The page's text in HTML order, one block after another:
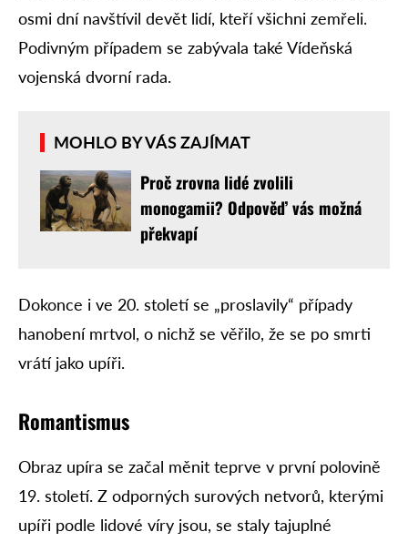
osmi dní navštívil devět lidí, kteří všichni zemřeli.
Podivným případem se zabývala také Vídeňská
vojenská dvorní rada.
MOHLO BY VÁS ZAJÍMAT
Proč zrovna lidé zvolili
monogamii? Odpověď vás možná
překvapí
Dokonce i ve 20. století se „proslavily“ případy
hanobení mrtvol, o nichž se věřilo, že se po smrti
vrátí jako upíři.
Romantismus
Obraz upíra se začal měnit teprve v první polovině
19. století. Z odporných surových netvorů, kterými
upíři podle lidové víry jsou, se staly tajuplné